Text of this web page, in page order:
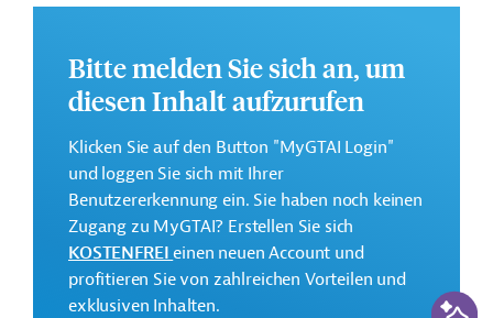
Euro soll dazu beitragen, die Wohnraumsituation für
Geberbeitrag:
21,9 Millionen Euro (Zuschuss; vorgesehen)
Das Entwicklungsprojekt soll von 2023 bis 2026
durchgeführt werden.
Kontaktadressen
Bitte melden Sie sich an, um
diesen Inhalt aufzurufen
Klicken Sie auf den Button "MyGTAI Login"
und loggen Sie sich mit Ihrer
Benutzererkennung ein. Sie haben noch keinen
Zugang zu MyGTAI? Erstellen Sie sich
KOSTENFREIeinen neuen Account und
profitieren Sie von zahlreichen Vorteilen und
exklusiven Inhalten.
KI-